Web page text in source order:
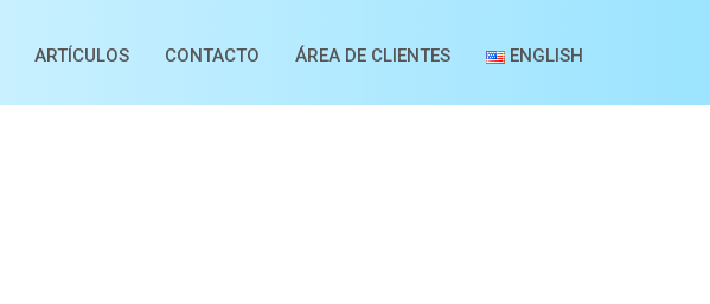
ARTÍCULOS CONTACTO ÁREA DE CLIENTES ENGLISH